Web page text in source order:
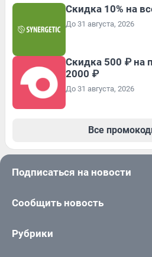
Скидка 10% на
До 31 августа, 2026
Скидка 500 ₽ на
2000 ₽
До 31 августа, 2026
Все
Подписаться на новости
Сообщить новость
Рубрики